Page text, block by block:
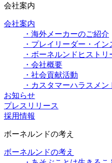
会社案内
会社案内
・海外メーカーのご紹介
・プレイリーダー・イ
・ボーネルンドヒストリ
・会社概要
・社会貢献活動
・カスタマーハラスメ
お知らせ
プレスリリース
採用情報
ボーネルンドの考え
ボーネルンドの考え